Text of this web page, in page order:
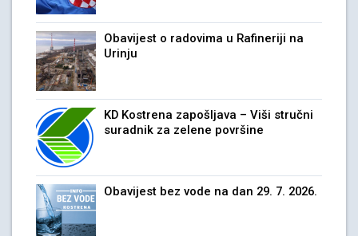
Obavijest o radovima u Rafineriji na
Urinju
KD Kostrena zapošljava – Viši stručni
suradnik za zelene površine
Obavijest bez vode na dan 29. 7. 2026.